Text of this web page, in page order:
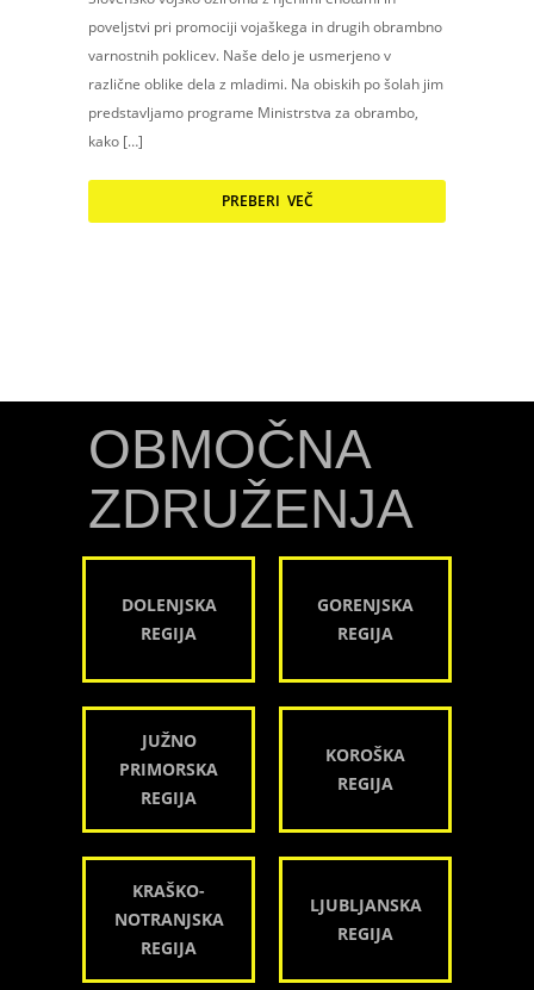
poveljstvi pri promociji vojaškega in drugih obrambno
varnostnih poklicev. Naše delo je usmerjeno v
različne oblike dela z mladimi. Na obiskih po šolah jim
predstavljamo programe Ministrstva za obrambo,
kako […]
PREBERI VEČ
OBMOČNA
ZDRUŽENJA
DOLENJSKA
REGIJA
GORENJSKA
REGIJA
JUŽNO
PRIMORSKA
REGIJA
KOROŠKA
REGIJA
KRAŠKO-
NOTRANJSKA
REGIJA
LJUBLJANSKA
REGIJA